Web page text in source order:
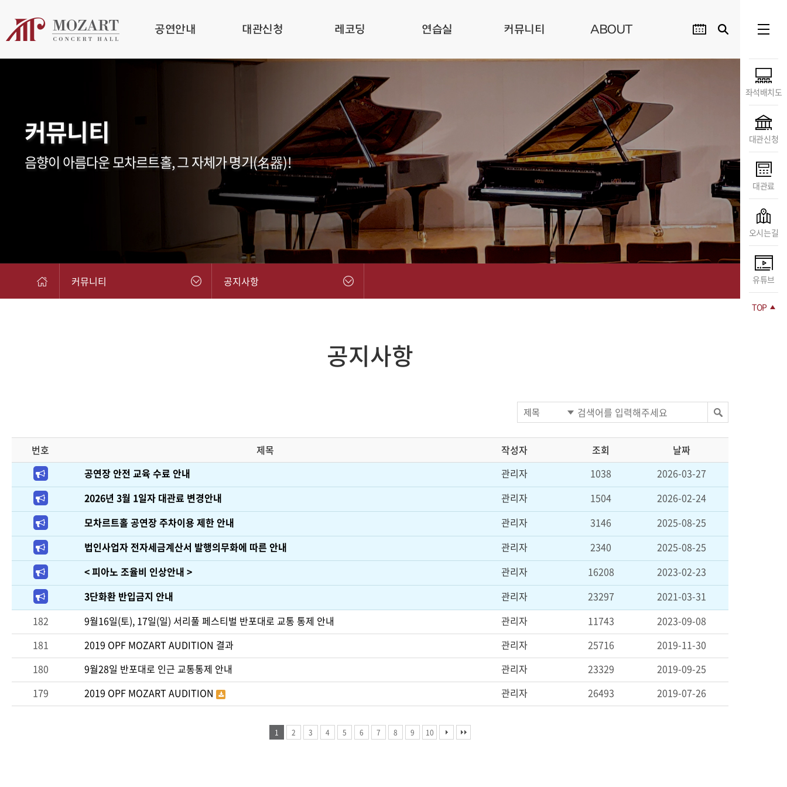
공연안내 대관신청 레코딩 연습실 커뮤니티 ABOUT
좌석배치도
대관신청
대관료
오시는길
유튜브
TOP
커뮤니티
음향이 아름다운 모차르트홀, 그 자체가 명기(名器)!
커뮤니티 공지사항
공지사항
번호 제목 작성자 조회
날짜
공연장 안전 교육 수료 안내
관리자 1038
2026-03-27
2026년 3월 1일자 대관료 변경안내
관리자 1504
2026-02-24
모차르트홀 공연장 주차이용 제한 안내
관리자 3146
2025-08-25
법인사업자 전자세금계산서 발행의무화에 따른 안내
관리자 2340
2025-08-25
< 피아노 조율비 인상안내 >
관리자 16208
2023-02-23
3단화환 반입금지 안내
관리자 23297
2021-03-31
182
9월16일(토), 17일(일) 서리풀 페스티벌 반포대로 교통 통제 안내 관리자 11743
2023-09-08
181
2019 OPF MOZART AUDITION 결과 관리자 25716
2019-11-30
180
9월28일 반포대로 인근 교통통제 안내 관리자 23329
2019-09-25
179
2019 OPF MOZART AUDITION 관리자 26493 2019-07-26
1 2 3 4 5 6 7 8 9 10